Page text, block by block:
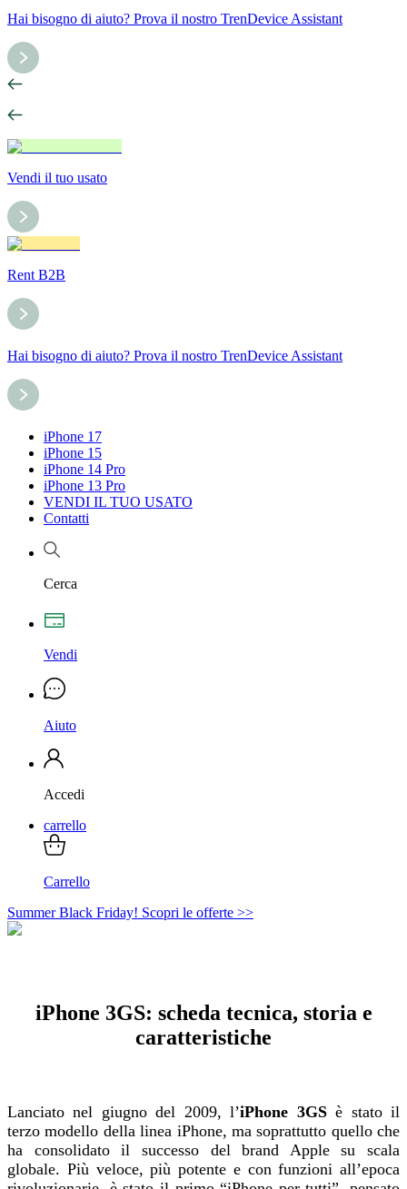
Hai bisogno di aiuto? Prova il nostro TrenDevice Assistant
Vendi il tuo usato
Rent B2B
Hai bisogno di aiuto? Prova il nostro TrenDevice Assistant
iPhone 17
iPhone 15
iPhone 14 Pro
iPhone 13 Pro
VENDI IL TUO USATO
Contatti
Cerca
Vendi
Aiuto
Accedi
carrello
Carrello
Summer Black Friday! Scopri le offerte >>
iPhone 3GS: scheda tecnica, storia e
caratteristiche
Lanciato nel giugno del 2009, l’iPhone 3GSè stato il
terzo modello della linea iPhone, ma soprattutto quello che
ha consolidato il successo del brand Apple su scala
globale. Più veloce, più potente e con funzioni all’epoca